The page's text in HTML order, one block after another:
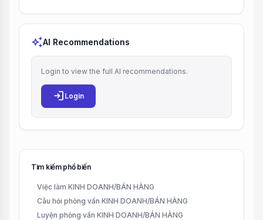
auto_awesomeAI Recommendations
Login to view the full AI recommendations.
login Login
Tìm kiếm phổ biến
Việc làm KINH DOANH/BÁN HÀNG
Câu hỏi phỏng vấn KINH DOANH/BÁN HÀNG
Luyện phỏng vấn KINH DOANH/BÁN HÀNG